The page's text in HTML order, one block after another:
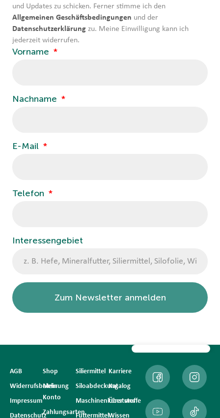
und Updates zu schicken. Ferner stimme ich den
Allgemeinen Geschäftsbedingungen und der
Datenschutzerklärung zu. Meine Einwilligung kann ich
jederzeit widerrufen.
Vorname
Nachname
E-Mail
Telefon
Interessengebiet
Zum Newsletter anmelden
AGB
Widerrufsbelehrung
Impressum
Datenschutz
Shop
Mein
Konto
Zahlungsarten
Siliermittel
Siloabdeckung
Maschinenkunststoffe
Futtermittel
Karriere
Katalog
Über uns
Wissen